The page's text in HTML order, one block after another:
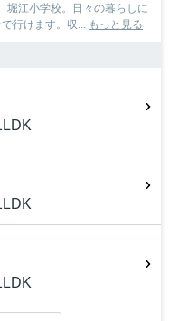
江小学校。日々の暮らしに
行けます。収... もっと見る